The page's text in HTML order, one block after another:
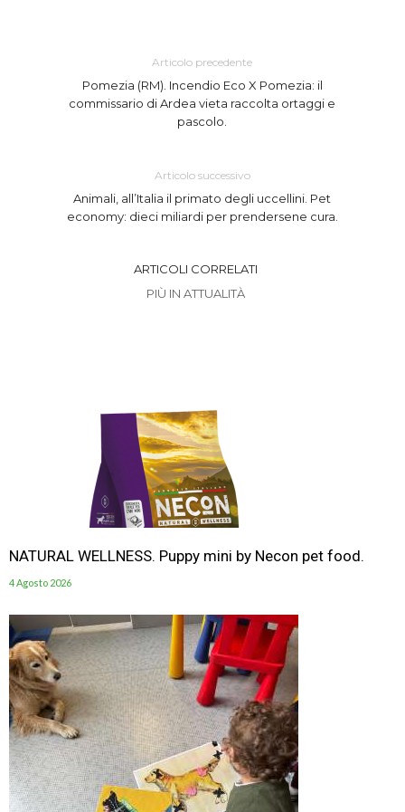
Articolo precedente
Pomezia (RM). Incendio Eco X Pomezia: il
commissario di Ardea vieta raccolta ortaggi e
pascolo.
Articolo successivo
Animali, all’Italia il primato degli uccellini. Pet
economy: dieci miliardi per prendersene cura.
ARTICOLI CORRELATI
PIÙ IN ATTUALITÀ
NATURAL WELLNESS. Puppy mini by Necon pet food.
4 Agosto 2026